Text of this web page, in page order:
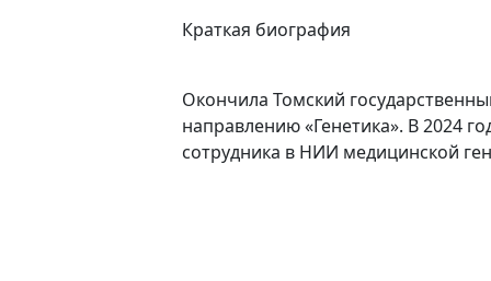
Краткая биография
Окончила Томский
направлению «Генетика». В 2024
сотрудника в НИИ медицинской